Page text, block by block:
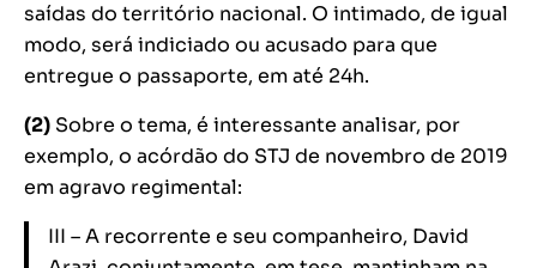
saídas do território nacional. O intimado, de igual
modo, será indiciado ou acusado para que
entregue o passaporte, em até 24h.
(2) Sobre o tema, é interessante analisar, por
exemplo, o acórdão do STJ de novembro de 2019
em agravo regimental:
III – A recorrente e seu companheiro, David